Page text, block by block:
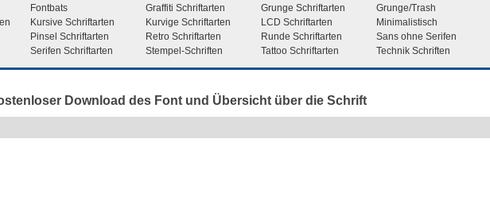
Fontbats Graffiti Schriftarten Grunge Schriftarten Grunge/Trash
Kursive Schriftarten Kurvige Schriftarten LCD Schriftarten Minimalistisch
Pinsel Schriftarten Retro Schriftarten Runde Schriftarten Sans ohne Serifen
Serifen Schriftarten Stempel-Schriften Tattoo Schriftarten Technik Schriften
Download des Font und Übersicht über die Schrift